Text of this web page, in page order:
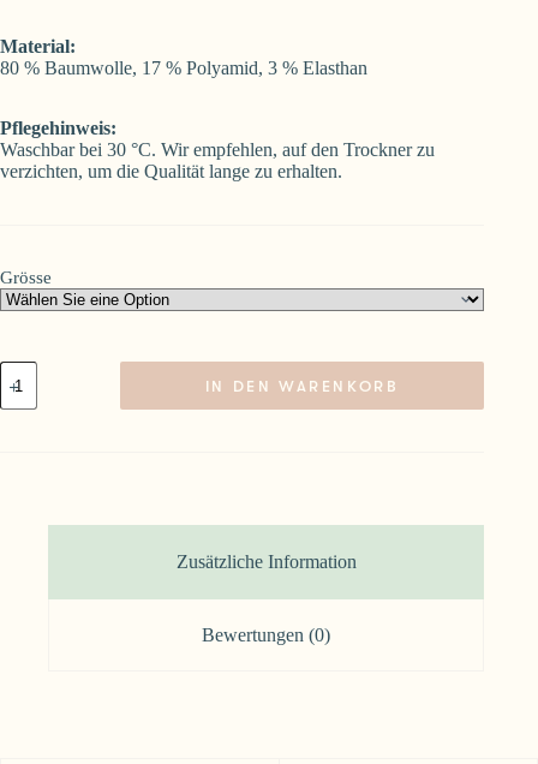
Material:
80 % Baumwolle, 17 % Polyamid, 3 % Elasthan
Pflegehinweis:
Waschbar bei 30 °C. Wir empfehlen, auf den Trockner zu
verzichten, um die Qualität lange zu erhalten.
Grösse
Socken
Leo
schwarz
IN DEN WARENKORB
Zusätzliche Information
Bewertungen (0)